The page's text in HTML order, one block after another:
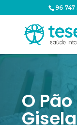
96 747
O
Gisela